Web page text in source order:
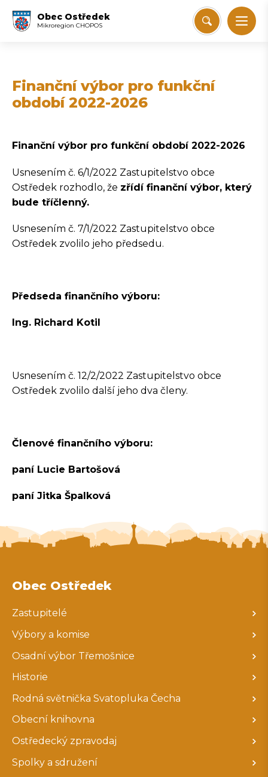
Obec Ostředek
Mikroregion CHOPOS
Finanční výbor pro funkční
období 2022-2026
Finanční výbor pro funkční období 2022-2026
Usnesením č. 6/1/2022 Zastupitelstvo obce
Ostředek rozhodlo, že zřídí finanční výbor, který
bude tříčlenný.
Usnesením č. 7/1/2022 Zastupitelstvo obce
Ostředek zvolilo jeho předsedu.
Předseda finančního výboru:
Ing. Richard Kotil
Usnesením č. 12/2/2022 Zastupitelstvo obce
Ostředek zvolilo další jeho dva členy.
Členové finančního výboru:
paní Lucie Bartošová
paní Jitka Špalková
Obec Ostředek
Zastupitelé
Výbory a komise
Osadní výbor Třemošnice
Historie
Rodná světnička Svatopluka Čecha
Obecní knihovna
Ostředecký zpravodaj
Spolky a sdružení